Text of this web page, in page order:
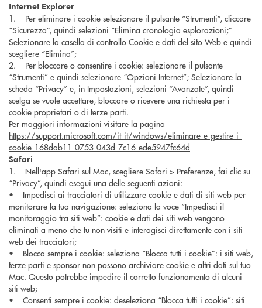
Internet Explorer
1. Per eliminare i cookie selezionare il pulsante “Strumenti”, cliccare
“Sicurezza”, quindi selezioni “Elimina cronologia esplorazioni;”
Selezionare la casella di controllo Cookie e dati del sito Web e quindi
scegliere “Elimina”;
2. Per bloccare o consentire i cookie: selezionare il pulsante
“Strumenti” e quindi selezionare “Opzioni Internet”; Selezionare la
scheda “Privacy” e, in Impostazioni, selezioni “Avanzate”, quindi
scelga se vuole accettare, bloccare o ricevere una richiesta per i
cookie proprietari o di terze parti.
Per maggiori informazioni visitare la pagina
https://support.microsoft.com/it-it/windows/eliminare-e-gestire-i-
cookie-168dab11-0753-043d-7c16-ede5947fc64d
Safari
1. Nell'app Safari sul Mac, scegliere Safari > Preferenze, fai clic su
“Privacy”, quindi esegui una delle seguenti azioni:
• Impedisci ai tracciatori di utilizzare cookie e dati di siti web per
monitorare la tua navigazione: seleziona la voce “Impedisci il
monitoraggio tra siti web”: cookie e dati dei siti web vengono
eliminati a meno che tu non visiti e interagisci direttamente con i siti
web dei tracciatori;
• Blocca sempre i cookie: seleziona “Blocca tutti i cookie”: i siti web,
terze parti e sponsor non possono archiviare cookie e altri dati sul tuo
Mac. Questo potrebbe impedire il corretto funzionamento di alcuni
siti web;
• Consenti sempre i cookie: deseleziona “Blocca tutti i cookie”: siti